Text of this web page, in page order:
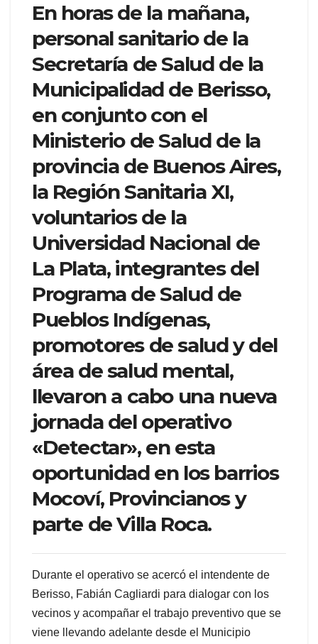
En horas de la mañana,
personal sanitario de la
Secretaría de Salud de la
Municipalidad de Berisso,
en conjunto con el
Ministerio de Salud de la
provincia de Buenos Aires,
la Región Sanitaria XI,
voluntarios de la
Universidad Nacional de
La Plata, integrantes del
Programa de Salud de
Pueblos Indígenas,
promotores de salud y del
área de salud mental,
llevaron a cabo una nueva
jornada del operativo
«Detectar», en esta
oportunidad en los barrios
Mocoví, Provincianos y
parte de Villa Roca.
Durante el operativo se acercó el intendente de
Berisso, Fabián Cagliardi para dialogar con los
vecinos y acompañar el trabajo preventivo que se
viene llevando adelante desde el Municipio